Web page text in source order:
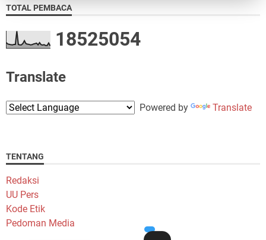
TOTAL PEMBACA
18525054
Translate
Powered by Translate
TENTANG
Redaksi
UU Pers
Kode Etik
Pedoman Media